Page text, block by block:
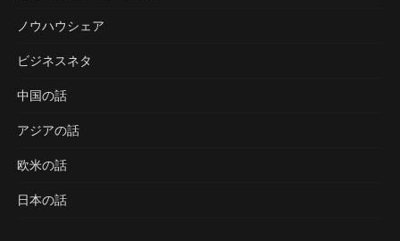
ノウハウシェア
ビジネスネタ
中国の話
アジアの話
欧米の話
日本の話